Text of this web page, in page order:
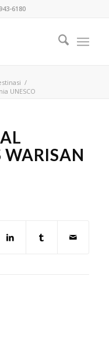
6180
/
UNESCO
WARISAN